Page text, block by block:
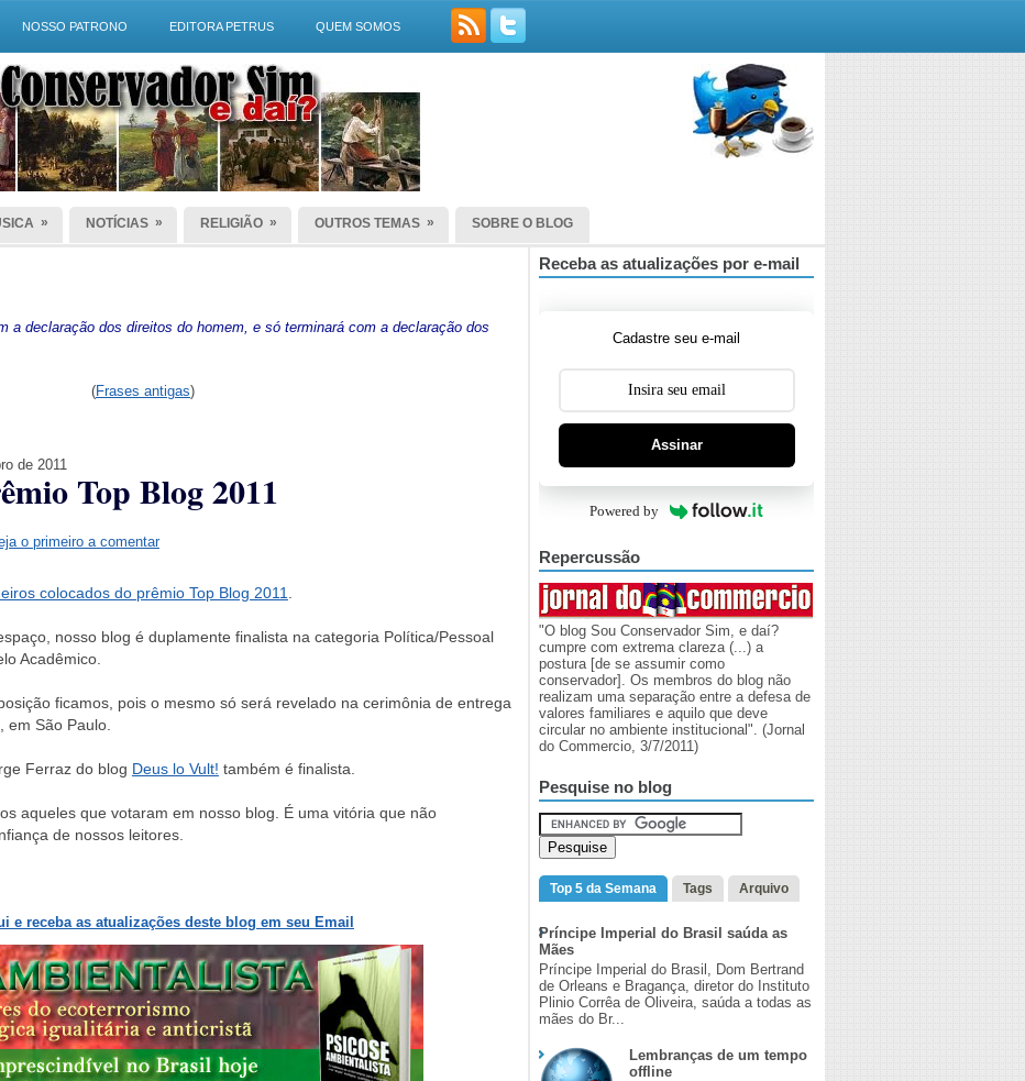
NOSSO PATRONO EDITORA PETRUS QUEM SOMOS
» NOTÍCIAS » RELIGIÃO » OUTROS TEMAS » SOBRE O BLOG
a declaração dos direitos do homem, e só terminará com a declaração dos
(Frases antigas)
de 2011
Top Blog 2011
o primeiro a comentar
colocados do prêmio Top Blog 2011.
nosso blog é duplamente finalista na categoria Política/Pessoal
Acadêmico.
ficamos, pois o mesmo só será revelado na cerimônia de entrega
em São Paulo.
Ferraz do blog Deus lo Vult! também é finalista.
aqueles que votaram em nosso blog. É uma vitória que não
de nossos leitores.
e receba as atualizações deste blog em seu Email
Receba as atualizações por e-mail
Cadastre seu e-mail
Assinar
Powered by
Repercussão
"O blog Sou Conservador Sim, e daí?
cumpre com extrema clareza (...) a
postura [de se assumir como
conservador]. Os membros do blog não
realizam uma separação entre a defesa de
valores familiares e aquilo que deve
circular no ambiente institucional". (Jornal
do Commercio, 3/7/2011)
Pesquise no blog
Top 5 da Semana Tags Arquivo
Príncipe Imperial do Brasil saúda as
Mães
Príncipe Imperial do Brasil, Dom Bertrand
de Orleans e Bragança, diretor do Instituto
Plinio Corrêa de Oliveira, saúda a todas as
mães do Br...
Lembranças de um tempo
offline